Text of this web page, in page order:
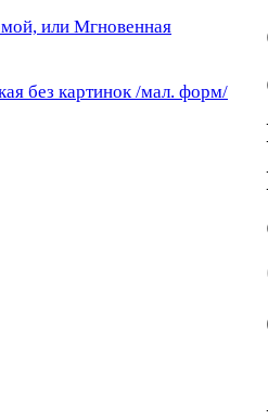
или Мгновенная
без картинок /мал. форм/